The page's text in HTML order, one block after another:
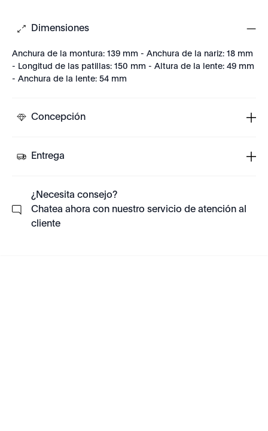
Dimensiones
Anchura de la montura: 139 mm - Anchura de la nariz: 18 mm
- Longitud de las patillas: 150 mm - Altura de la lente: 49 mm
- Anchura de la lente: 54 mm
Concepción
Entrega
¿Necesita consejo?
Chatea ahora con nuestro servicio de atención al
cliente